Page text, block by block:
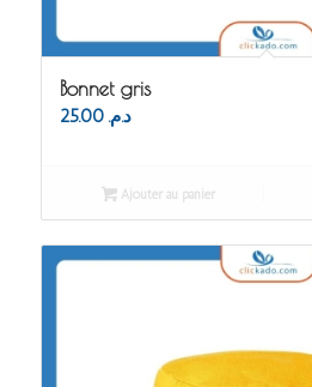
Bonnet gris
د.م. 25.00
Ajouter au panier